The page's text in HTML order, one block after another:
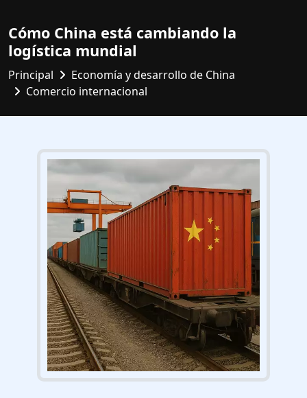
Cómo China está cambiando la
logística mundial
Principal
Economía y desarrollo de China
Comercio internacional